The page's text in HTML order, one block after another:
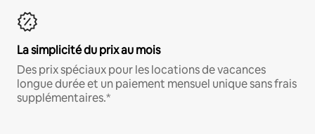
La simplicité du prix au mois
Des prix spéciaux pour les locations de vacances
longue durée et un paiement mensuel unique sans frais
supplémentaires.*